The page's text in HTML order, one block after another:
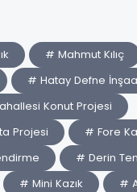
# Mahmut Kılıç
# Hatay Defne
Konut Projesi
Projesi
# Fore
# Derin
# Mini Kazık
#